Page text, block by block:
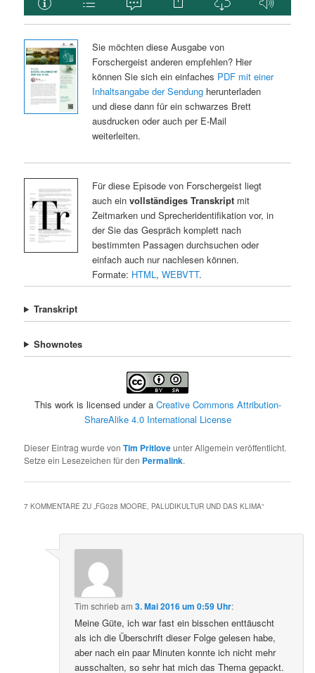
Sie möchten diese Ausgabe von
Forschergeist anderen empfehlen? Hier
können Sie sich ein einfaches PDF mit einer
Inhaltsangabe der Sendungherunterladen
und diese dann für ein schwarzes Brett
ausdrucken oder auch per E-Mail
weiterleiten.
Für diese Episode von Forschergeist liegt
auch ein vollständiges Transkriptmit
Zeitmarken und Sprecheridentifikation vor, in
der Sie das Gespräch komplett nach
bestimmten Passagen durchsuchen oder
einfach auch nur nachlesen können.
Formate: HTML , WEBVTT.
Transkript
Shownotes
This work is licensed under a Creative Commons Attribution-
ShareAlike 4.0 International License
Dieser Eintrag wurde vonTim Pritloveunter Allgemein veröffentlicht.
Setze ein Lesezeichen für den Permalink.
7 KOMMENTARE ZU „FG028 MOORE, PALUDIKULTUR UND DAS KLIMA“
Tim schriebam3. Mai 2016 um 0:59 Uhr:
Meine Güte, ich war fast ein bisschen enttäuscht
als ich die Überschrift dieser Folge gelesen habe,
aber nach ein paar Minuten konnte ich nicht mehr
ausschalten, so sehr hat mich das Thema gepackt.